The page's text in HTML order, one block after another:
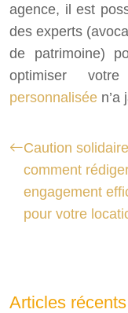
agence, il est
des experts
de patrimoine)
optimiser
personnalisée n’a
Caution
comment
engagement
pour votre
Articles récents